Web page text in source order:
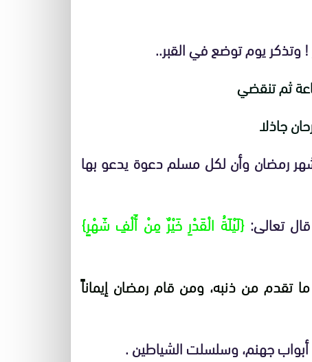
يوم توضع في القبر..
ثم تنقضي
جاذلا
رمضان وأن لكل مسلم دعوة يدعو بها
تعالى:{لَيْلَةُ الْقَدْرِ خَيْرٌ مِنْ أَلْفِ شَهْرٍ}
تقدم من ذنبه، ومن قام رمضان إيماناً
جهنم، وسلسلت الشياطين .